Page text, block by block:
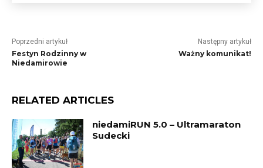
Poprzedni artykuł
Festyn Rodzinny w
Niedamirowie
Następny artykuł
Ważny komunikat!
RELATED ARTICLES
niedamiRUN 5.0 – Ultramaraton
Sudecki